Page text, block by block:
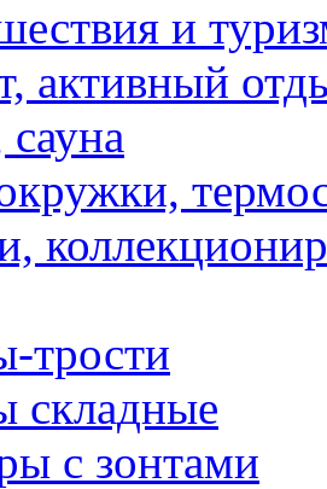
и
активный
трости
складные
с зонтами